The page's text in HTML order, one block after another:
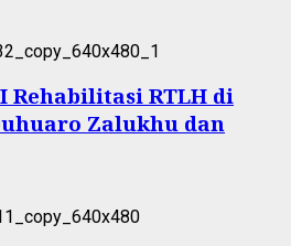
Rehabilitasi RTLH di
Zalukhu dan